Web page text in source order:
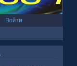
Войти